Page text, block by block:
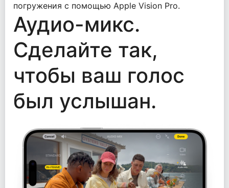
погружения с помощью Apple Vision Pro.
Аудио-микс.
Сделайте так,
чтобы ваш голос
был услышан.